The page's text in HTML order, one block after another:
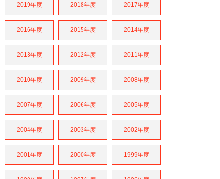
2019年度 2018年度 2017年度
2016年度 2015年度 2014年度
2013年度 2012年度 2011年度
2010年度 2009年度 2008年度
2007年度 2006年度 2005年度
2004年度 2003年度 2002年度
2001年度 2000年度 1999年度